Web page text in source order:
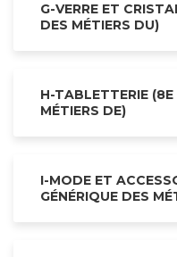
G-VERRE ET
DES MÉTIERS DU)
H-TABLETTERIE (8E
MÉTIERS DE)
I-MODE ET
GÉNÉRIQUE DES